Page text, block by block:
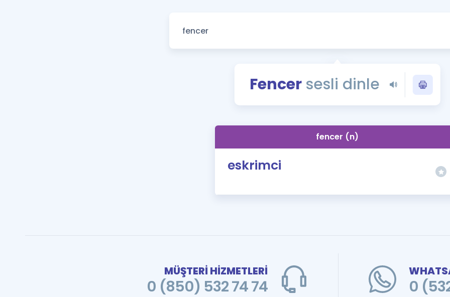
Tüm ÖSYM
YDS - YÖKDİL
İngilizce Gramer
Fencersesli dinle
fencer (n)
eskrimci
MÜŞTERİ HİZMETLERİ
0 (850) 532 74 74 0